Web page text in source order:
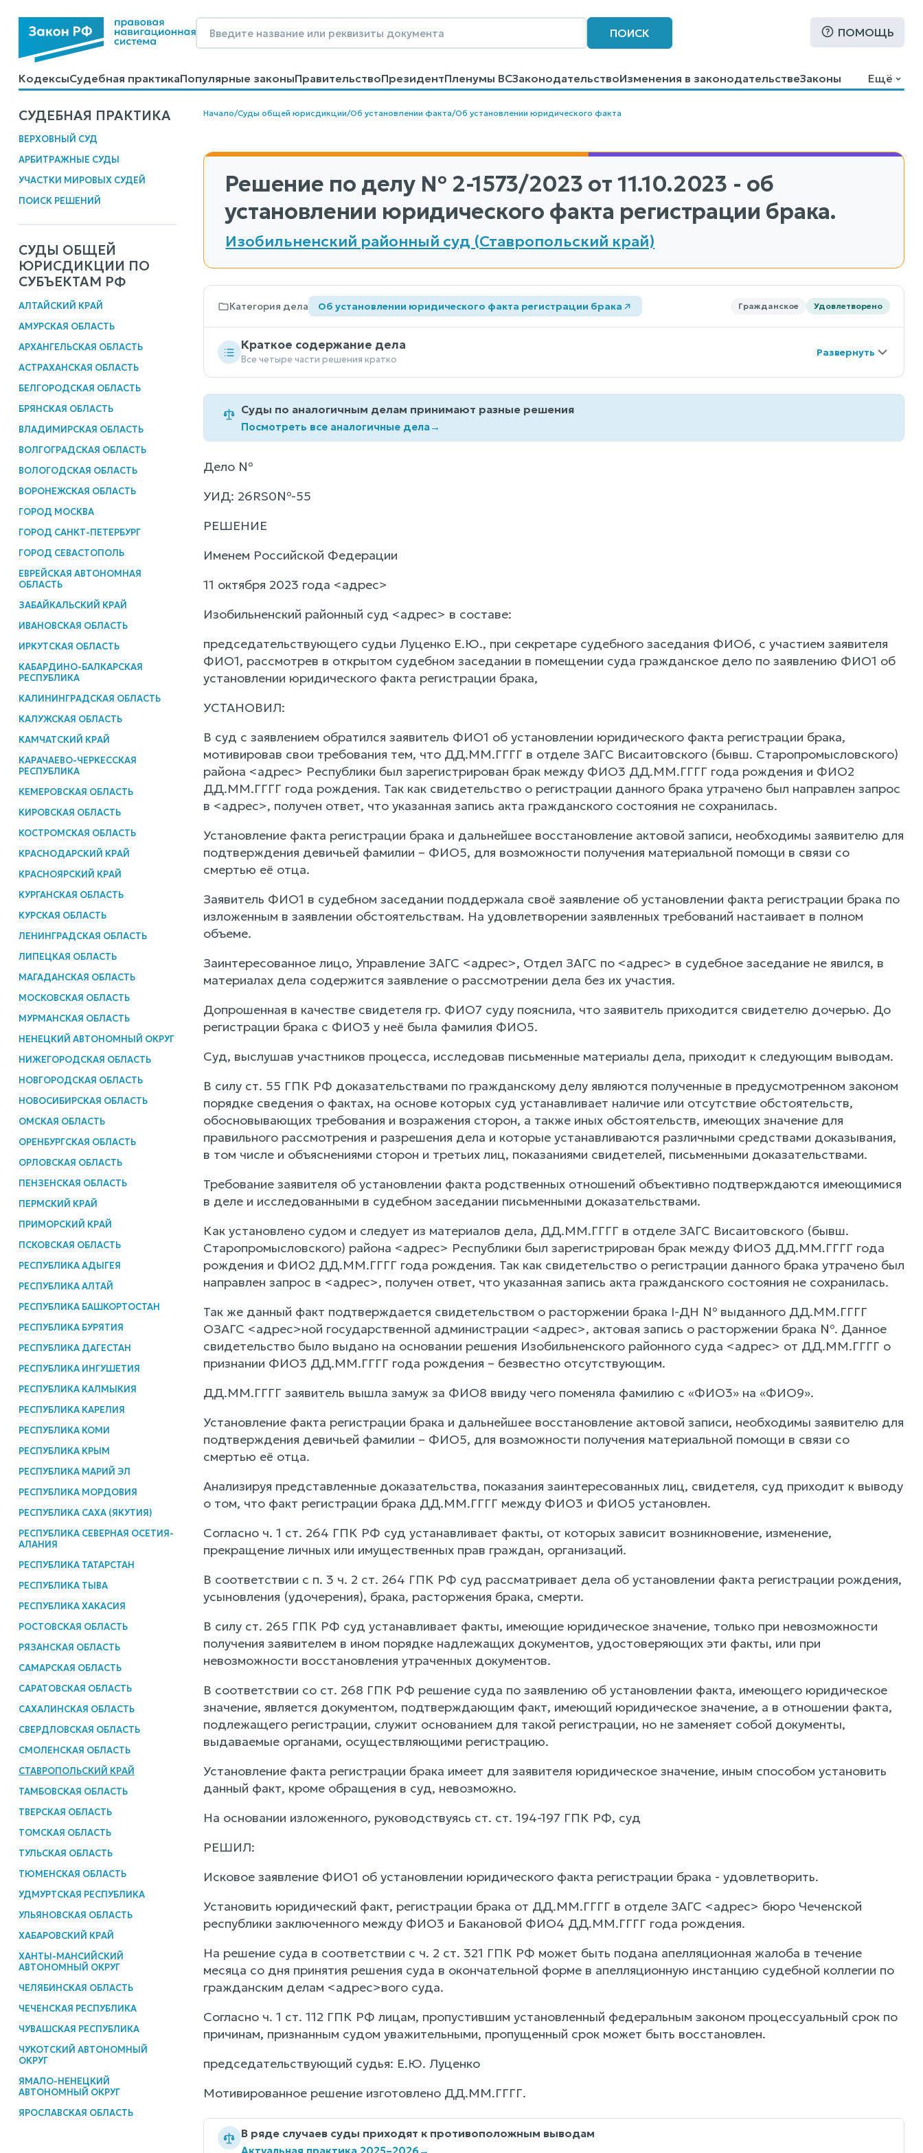
ПОИСК ПОМОЩЬ
КодексыСудебная практикаПопулярные законыПравительствоПрезидентПленумы ВСЗаконодательствоИзменения в законодательствеЗаконы
КалькуляторыСправочные материалыОбразцы договоровКонтактыПомощьПоиск
Ещё
СУДЕБНАЯ ПРАКТИКА
ВЕРХОВНЫЙ СУД
АРБИТРАЖНЫЕ СУДЫ
УЧАСТКИ МИРОВЫХ СУДЕЙ
ПОИСК РЕШЕНИЙ
СУДЫ ОБЩЕЙ
ЮРИСДИКЦИИ ПО
СУБЪЕКТАМ РФ
АЛТАЙСКИЙ КРАЙ
АМУРСКАЯ ОБЛАСТЬ
АРХАНГЕЛЬСКАЯ ОБЛАСТЬ
АСТРАХАНСКАЯ ОБЛАСТЬ
БЕЛГОРОДСКАЯ ОБЛАСТЬ
БРЯНСКАЯ ОБЛАСТЬ
ВЛАДИМИРСКАЯ ОБЛАСТЬ
ВОЛГОГРАДСКАЯ ОБЛАСТЬ
ВОЛОГОДСКАЯ ОБЛАСТЬ
ВОРОНЕЖСКАЯ ОБЛАСТЬ
ГОРОД МОСКВА
ГОРОД САНКТ-ПЕТЕРБУРГ
ГОРОД СЕВАСТОПОЛЬ
ЕВРЕЙСКАЯ АВТОНОМНАЯ
ОБЛАСТЬ
ЗАБАЙКАЛЬСКИЙ КРАЙ
ИВАНОВСКАЯ ОБЛАСТЬ
ИРКУТСКАЯ ОБЛАСТЬ
КАБАРДИНО-БАЛКАРСКАЯ
РЕСПУБЛИКА
КАЛИНИНГРАДСКАЯ ОБЛАСТЬ
КАЛУЖСКАЯ ОБЛАСТЬ
КАМЧАТСКИЙ КРАЙ
КАРАЧАЕВО-ЧЕРКЕССКАЯ
РЕСПУБЛИКА
КЕМЕРОВСКАЯ ОБЛАСТЬ
КИРОВСКАЯ ОБЛАСТЬ
КОСТРОМСКАЯ ОБЛАСТЬ
КРАСНОДАРСКИЙ КРАЙ
КРАСНОЯРСКИЙ КРАЙ
КУРГАНСКАЯ ОБЛАСТЬ
КУРСКАЯ ОБЛАСТЬ
ЛЕНИНГРАДСКАЯ ОБЛАСТЬ
ЛИПЕЦКАЯ ОБЛАСТЬ
МАГАДАНСКАЯ ОБЛАСТЬ
МОСКОВСКАЯ ОБЛАСТЬ
МУРМАНСКАЯ ОБЛАСТЬ
НЕНЕЦКИЙ АВТОНОМНЫЙ ОКРУГ
НИЖЕГОРОДСКАЯ ОБЛАСТЬ
НОВГОРОДСКАЯ ОБЛАСТЬ
НОВОСИБИРСКАЯ ОБЛАСТЬ
ОМСКАЯ ОБЛАСТЬ
ОРЕНБУРГСКАЯ ОБЛАСТЬ
ОРЛОВСКАЯ ОБЛАСТЬ
ПЕНЗЕНСКАЯ ОБЛАСТЬ
ПЕРМСКИЙ КРАЙ
ПРИМОРСКИЙ КРАЙ
ПСКОВСКАЯ ОБЛАСТЬ
РЕСПУБЛИКА АДЫГЕЯ
РЕСПУБЛИКА АЛТАЙ
РЕСПУБЛИКА БАШКОРТОСТАН
РЕСПУБЛИКА БУРЯТИЯ
РЕСПУБЛИКА ДАГЕСТАН
РЕСПУБЛИКА ИНГУШЕТИЯ
РЕСПУБЛИКА КАЛМЫКИЯ
РЕСПУБЛИКА КАРЕЛИЯ
РЕСПУБЛИКА КОМИ
РЕСПУБЛИКА КРЫМ
РЕСПУБЛИКА МАРИЙ ЭЛ
РЕСПУБЛИКА МОРДОВИЯ
РЕСПУБЛИКА САХА (ЯКУТИЯ)
РЕСПУБЛИКА СЕВЕРНАЯ ОСЕТИЯ-
АЛАНИЯ
РЕСПУБЛИКА ТАТАРСТАН
РЕСПУБЛИКА ТЫВА
РЕСПУБЛИКА ХАКАСИЯ
РОСТОВСКАЯ ОБЛАСТЬ
РЯЗАНСКАЯ ОБЛАСТЬ
САМАРСКАЯ ОБЛАСТЬ
САРАТОВСКАЯ ОБЛАСТЬ
САХАЛИНСКАЯ ОБЛАСТЬ
СВЕРДЛОВСКАЯ ОБЛАСТЬ
СМОЛЕНСКАЯ ОБЛАСТЬ
СТАВРОПОЛЬСКИЙ КРАЙ
ТАМБОВСКАЯ ОБЛАСТЬ
ТВЕРСКАЯ ОБЛАСТЬ
ТОМСКАЯ ОБЛАСТЬ
ТУЛЬСКАЯ ОБЛАСТЬ
ТЮМЕНСКАЯ ОБЛАСТЬ
УДМУРТСКАЯ РЕСПУБЛИКА
УЛЬЯНОВСКАЯ ОБЛАСТЬ
ХАБАРОВСКИЙ КРАЙ
ХАНТЫ-МАНСИЙСКИЙ
АВТОНОМНЫЙ ОКРУГ
ЧЕЛЯБИНСКАЯ ОБЛАСТЬ
ЧЕЧЕНСКАЯ РЕСПУБЛИКА
ЧУВАШСКАЯ РЕСПУБЛИКА
ЧУКОТСКИЙ АВТОНОМНЫЙ
ОКРУГ
ЯМАЛО-НЕНЕЦКИЙ
АВТОНОМНЫЙ ОКРУГ
ЯРОСЛАВСКАЯ ОБЛАСТЬ
Начало/Суды общей юрисдикции/Об установлении факта/Об установлении юридического факта
Решение по делу № 2-1573/2023 от 11.10.2023 - об
установлении юридического факта регистрации брака.
Изобильненский районный суд (Ставропольский край)
Категория дела Об установлении юридического факта регистрации брака Гражданское Удовлетворено
Краткое содержание дела
Все четыре части решения кратко
Суды по аналогичным делам принимают разные решения
Посмотреть все аналогичные дела→
Дело №
УИД: 26RS0№-55
РЕШЕНИЕ
Именем Российской Федерации
11 октября 2023 года <адрес>
Изобильненский районный суд <адрес> в составе:
председательствующего судьи Луценко Е.Ю., при секретаре судебного заседания ФИО6, с участием заявителя
ФИО1, рассмотрев в открытом судебном заседании в помещении суда гражданское дело по заявлению ФИО1 об
установлении юридического факта регистрации брака,
УСТАНОВИЛ:
В суд с заявлением обратился заявитель ФИО1 об установлении юридического факта регистрации брака,
мотивировав свои требования тем, что ДД.ММ.ГГГГ в отделе ЗАГС Висаитовского (бывш. Старопромысловского)
района <адрес> Республики был зарегистрирован брак между ФИО3 ДД.ММ.ГГГГ года рождения и ФИО2
ДД.ММ.ГГГГ года рождения. Так как свидетельство о регистрации данного брака утрачено был направлен запрос
в <адрес>, получен ответ, что указанная запись акта гражданского состояния не сохранилась.
Установление факта регистрации брака и дальнейшее восстановление актовой записи, необходимы заявителю для
подтверждения девичьей фамилии – ФИО5, для возможности получения материальной помощи в связи со
смертью её отца.
Заявитель ФИО1 в судебном заседании поддержала своё заявление об установлении факта регистрации брака по
изложенным в заявлении обстоятельствам. На удовлетворении заявленных требований настаивает в полном
объеме.
Заинтересованное лицо, Управление ЗАГС <адрес>, Отдел ЗАГС по <адрес> в судебное заседание не явился, в
материалах дела содержится заявление о рассмотрении дела без их участия.
Допрошенная в качестве свидетеля гр. ФИО7 суду пояснила, что заявитель приходится свидетелю дочерью. До
регистрации брака с ФИО3 у неё была фамилия ФИО5.
Суд, выслушав участников процесса, исследовав письменные материалы дела, приходит к следующим выводам.
В силу ст. 55 ГПК РФ доказательствами по гражданскому делу являются полученные в предусмотренном законом
порядке сведения о фактах, на основе которых суд устанавливает наличие или отсутствие обстоятельств,
обосновывающих требования и возражения сторон, а также иных обстоятельств, имеющих значение для
правильного рассмотрения и разрешения дела и которые устанавливаются различными средствами доказывания,
в том числе и объяснениями сторон и третьих лиц, показаниями свидетелей, письменными доказательствами.
Требование заявителя об установлении факта родственных отношений объективно подтверждаются имеющимися
в деле и исследованными в судебном заседании письменными доказательствами.
Как установлено судом и следует из материалов дела, ДД.ММ.ГГГГ в отделе ЗАГС Висаитовского (бывш.
Старопромысловского) района <адрес> Республики был зарегистрирован брак между ФИО3 ДД.ММ.ГГГГ года
рождения и ФИО2 ДД.ММ.ГГГГ года рождения. Так как свидетельство о регистрации данного брака утрачено был
направлен запрос в <адрес>, получен ответ, что указанная запись акта гражданского состояния не сохранилась.
Так же данный факт подтверждается свидетельством о расторжении брака I-ДН № выданного ДД.ММ.ГГГГ
ОЗАГС <адрес>ной государственной администрации <адрес>, актовая запись о расторжении брака №. Данное
свидетельство было выдано на основании решения Изобильненского районного суда <адрес> от ДД.ММ.ГГГГ о
признании ФИО3 ДД.ММ.ГГГГ года рождения – безвестно отсутствующим.
ДД.ММ.ГГГГ заявитель вышла замуж за ФИО8 ввиду чего поменяла фамилию с «ФИО3» на «ФИО9».
Установление факта регистрации брака и дальнейшее восстановление актовой записи, необходимы заявителю для
подтверждения девичьей фамилии – ФИО5, для возможности получения материальной помощи в связи со
смертью её отца.
Анализируя представленные доказательства, показания заинтересованных лиц, свидетеля, суд приходит к выводу
о том, что факт регистрации брака ДД.ММ.ГГГГ между ФИО3 и ФИО5 установлен.
Согласно ч. 1 ст. 264 ГПК РФ суд устанавливает факты, от которых зависит возникновение, изменение,
прекращение личных или имущественных прав граждан, организаций.
В соответствии с п. 3 ч. 2 ст. 264 ГПК РФ суд рассматривает дела об установлении факта регистрации рождения,
усыновления (удочерения), брака, расторжения брака, смерти.
В силу ст. 265 ГПК РФ суд устанавливает факты, имеющие юридическое значение, только при невозможности
получения заявителем в ином порядке надлежащих документов, удостоверяющих эти факты, или при
невозможности восстановления утраченных документов.
В соответствии со ст. 268 ГПК РФ решение суда по заявлению об установлении факта, имеющего юридическое
значение, является документом, подтверждающим факт, имеющий юридическое значение, а в отношении факта,
подлежащего регистрации, служит основанием для такой регистрации, но не заменяет собой документы,
выдаваемые органами, осуществляющими регистрацию.
Установление факта регистрации брака имеет для заявителя юридическое значение, иным способом установить
данный факт, кроме обращения в суд, невозможно.
На основании изложенного, руководствуясь ст. ст. 194-197 ГПК РФ, суд
РЕШИЛ:
Исковое заявление ФИО1 об установлении юридического факта регистрации брака - удовлетворить.
Установить юридический факт, регистрации брака от ДД.ММ.ГГГГ в отделе ЗАГС <адрес> бюро Чеченской
республики заключенного между ФИО3 и Бакановой ФИО4 ДД.ММ.ГГГГ года рождения.
На решение суда в соответствии с ч. 2 ст. 321 ГПК РФ может быть подана апелляционная жалоба в течение
месяца со дня принятия решения суда в окончательной форме в апелляционную инстанцию судебной коллегии по
гражданским делам <адрес>вого суда.
Согласно ч. 1 ст. 112 ГПК РФ лицам, пропустившим установленный федеральным законом процессуальный срок по
причинам, признанным судом уважительными, пропущенный срок может быть восстановлен.
председательствующий судья: Е.Ю. Луценко
Мотивированное решение изготовлено ДД.ММ.ГГГГ.
В ряде случаев суды приходят к противоположным выводам